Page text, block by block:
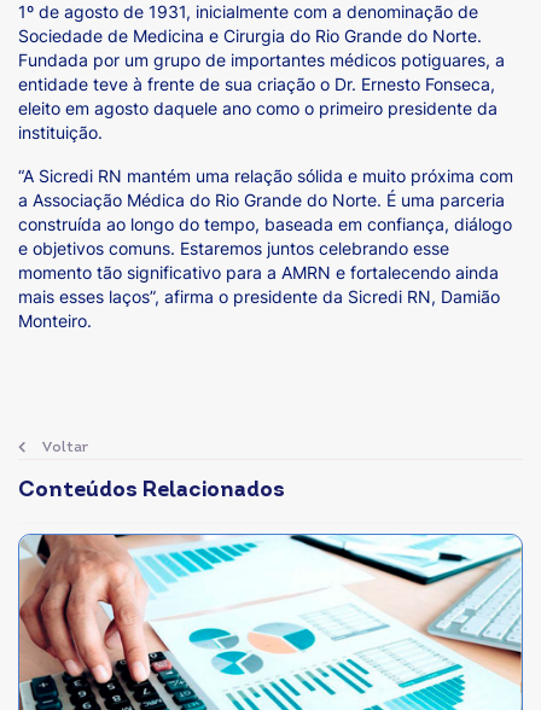
1º de agosto de 1931, inicialmente com a denominação de
Sociedade de Medicina e Cirurgia do Rio Grande do Norte.
Fundada por um grupo de importantes médicos potiguares, a
entidade teve à frente de sua criação o Dr. Ernesto Fonseca,
eleito em agosto daquele ano como o primeiro presidente da
instituição.
“A Sicredi RN mantém uma relação sólida e muito próxima com
a Associação Médica do Rio Grande do Norte. É uma parceria
construída ao longo do tempo, baseada em confiança, diálogo
e objetivos comuns. Estaremos juntos celebrando esse
momento tão significativo para a AMRN e fortalecendo ainda
mais esses laços”, afirma o presidente da Sicredi RN, Damião
Monteiro.
Voltar
Conteúdos Relacionados